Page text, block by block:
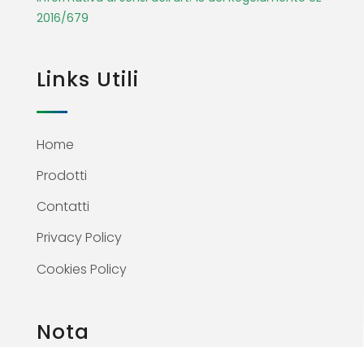
2016/679
Links Utili
Home
Prodotti
Contatti
Privacy Policy
Cookies Policy
Nota